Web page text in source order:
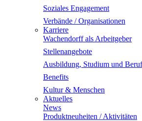
Soziales Engagement
Verbände / Organisationen
Karriere
Wachendorff als Arbeitgeber
Stellenangebote
Ausbildung, Studium und
Benefits
Kultur & Menschen
Aktuelles
News
Produktneuheiten / Aktivitäten